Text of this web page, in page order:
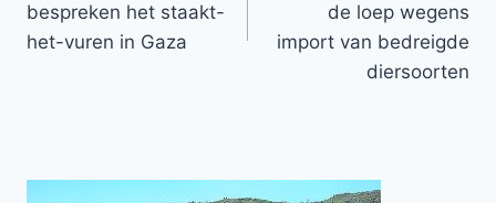
bespreken het staakt-
het-vuren in Gaza
de loep wegens
import van bedreigde
diersoorten